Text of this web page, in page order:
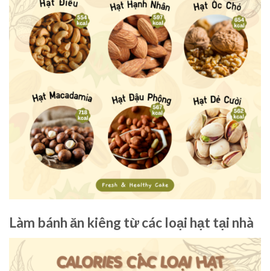
Làm bánh ăn kiêng từ các loại hạt tại nhà